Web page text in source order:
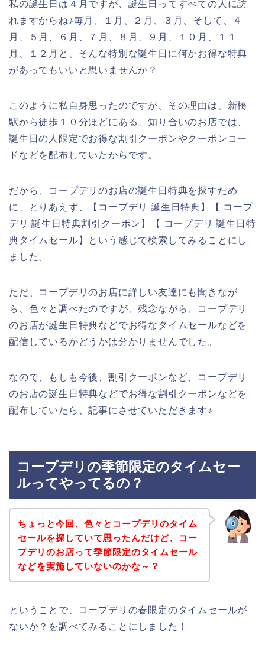
私の誕生日は４月ですが、誕生日ってすべての人に訪
れますからね♪毎月、１月、２月、３月、そして、４
月、５月、６月、７月、８月、９月、１０月、１１
月、１２月と、そんな特別な誕生日に何かお得な特典
があってもいいと思いませんか？
このように私自身思ったのですが、その理由は、新橋
駅から徒歩１０分ほどにある、知り合いのお店では、
誕生日の人限定でお得な割引クーポンやクーポンコー
ドなどを配布していたからです。
だから、コープデリのお店の誕生日特典を探すため
に、とりあえず、【コープデリ 誕生日特典】【 コープ
デリ 誕生日特典割引クーポン】【 コープデリ 誕生日特
典タイムセール】という感じで検索してみることにし
ました。
ただ、コープデリのお店に詳しい友達にも聞きなが
ら、色々と調べたのですが、残念ながら、コープデリ
のお店が誕生日特典などでお得なタイムセールなどを
配信しているかどうかは分かりませんでした。
なので、もしも今後、割引クーポンなど、コープデリ
のお店の誕生日特典などでお得な割引クーポンなどを
配布していたら、記事にさせていただきます♪
コープデリの季節限定のタイムセー
ルってやってるの？
ちょっと今回、色々とコープデリのタイム
セールを探していて思ったんだけど、コー
プデリのお店って季節限定のタイムセール
などを実施していないのかな～？
ということで、コープデリの春限定のタイムセールが
ないか？を調べてみることにしました！